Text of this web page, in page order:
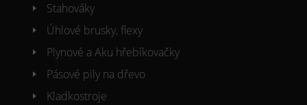
Stahováky
Úhlové brusky, flexy
Plynové a Aku hřebíkovačky
Pásové pily na dřevo
Kladkostroje